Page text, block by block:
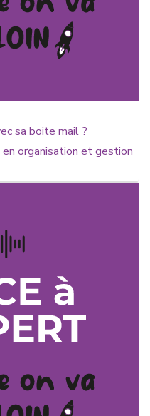
sa boite mail ?
organisation et gestion